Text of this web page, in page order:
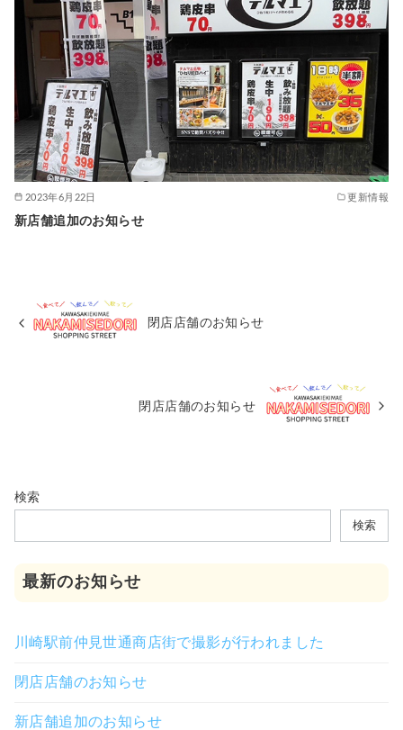
2023年6月22日 更新情報
新店舗追加のお知らせ
閉店店舗のお知らせ
閉店店舗のお知らせ
検索
検索
最新のお知らせ
川崎駅前仲見世通商店街で撮影が行われました
閉店店舗のお知らせ
新店舗追加のお知らせ